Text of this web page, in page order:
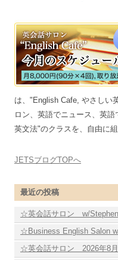
は、"English Cafe, やさしい
ロン、英語でニュース、英
英文法"のクラスを、自由に
JETSブログTOPへ
最近の投稿
☆英会話サロン w/Stephen
☆Business English Salon
☆英会話サロン 2026年8